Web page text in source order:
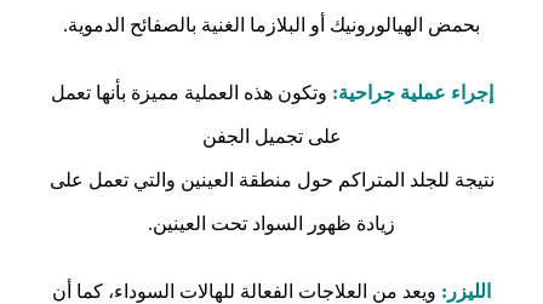
بحمض الهيالورونيك أو البلازما الغنية بالصفائح الدموية.
إجراء عملية جراحية: وتكون هذه العملية مميزة بأنها تعمل
على تجميل الجفن
نتيجة للجلد المتراكم حول منطقة العينين والتي تعمل على
زيادة ظهور السواد تحت العينين.
الليزر: ويعد من العلاجات الفعالة للهالات السوداء، كما أن